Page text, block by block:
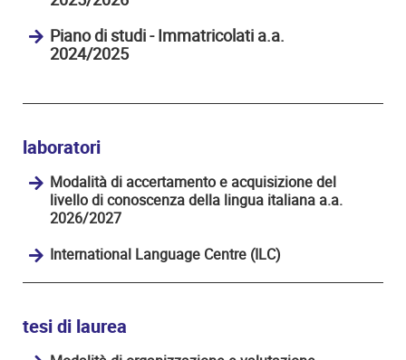
Piano di studi - Immatricolati a.a.
2024/2025
laboratori
Modalità di accertamento e acquisizione del
livello di conoscenza della lingua italiana a.a.
2026/2027
International Language Centre (ILC)
tesi di laurea